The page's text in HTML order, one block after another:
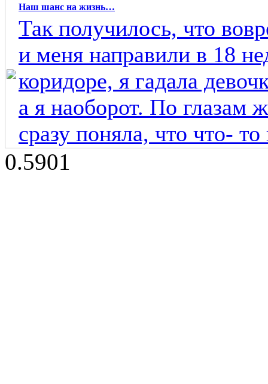
Наш шанс на жизнь…
Так получилось, что
и меня направили в 18
коридоре, я гадала
а я наоборот. По
сразу поняла, что что- то
0.5901